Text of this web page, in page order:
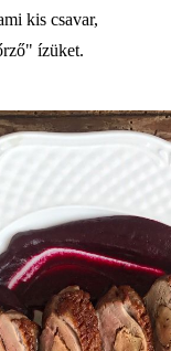
kis csavar,
ízüket.